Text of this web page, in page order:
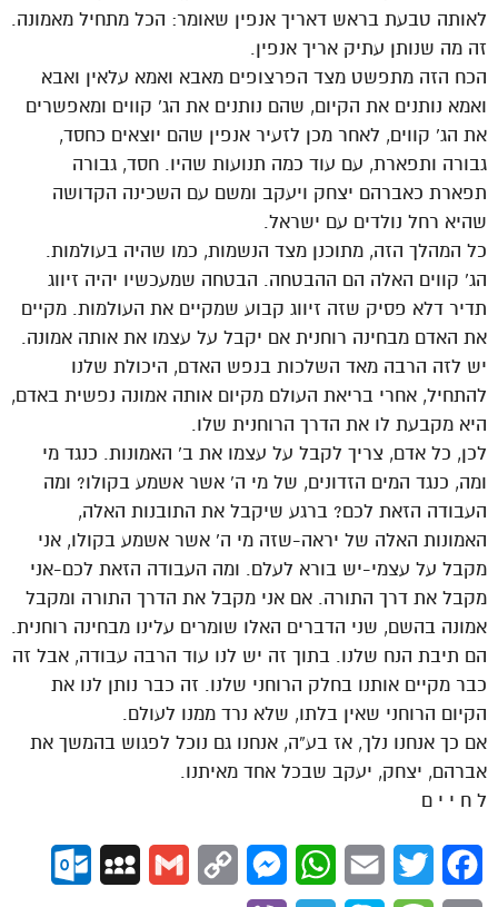
לאותה טבעת בראש דאריך אנפין שאומר: הכל מתחיל מאמונה.
זה מה שנותן עתיק אריך אנפין.
הכח הזה מתפשט מצד הפרצופים מאבא ואמא עלאין ואבא
ואמא נותנים את הקיום, שהם נותנים את הג’ קווים ומאפשרים
את הג’ קווים, לאחר מכן לזעיר אנפין שהם יוצאים כחסד,
גבורה ותפארת, עם עוד כמה תנועות שהיו. חסד, גבורה
תפארת כאברהם יצחק ויעקב ומשם עם השכינה הקדושה
שהיא רחל נולדים עם ישראל.
כל המהלך הזה, מתוכנן מצד הנשמות, כמו שהיה בעולמות.
הג’ קווים האלה הם ההבטחה. הבטחה שמעכשיו יהיה זיווג
תדיר דלא פסיק שזה זיווג קבוע שמקיים את העולמות. מקיים
את האדם מבחינה רוחנית אם יקבל על עצמו את אותה אמונה.
יש לזה הרבה מאד השלכות בנפש האדם, היכולת שלנו
להתחיל, אחרי בריאת העולם מקיום אותה אמונה נפשית באדם,
היא מקבעת לו את הדרך הרוחנית שלו.
לכן, כל אדם, צריך לקבל על עצמו את ב’ האמונות. כנגד מי
ומה, כנגד המים הזדונים, של מי ה’ אשר אשמע בקולו? ומה
העבודה הזאת לכם? ברגע שיקבל את התובנות האלה,
האמונות האלה של יראה-שזה מי ה’ אשר אשמע בקולו, אני
מקבל על עצמי-יש בורא לעלם. ומה העבודה הזאת לכם-אני
מקבל את דרך התורה. אם אני מקבל את הדרך התורה ומקבל
אמונה בהשם, שני הדברים האלו שומרים עלינו מבחינה רוחנית.
הם תיבת הנח שלנו. בתוך זה יש לנו עוד הרבה עבודה, אבל זה
כבר מקיים אותנו בחלק הרוחני שלנו. זה כבר נותן לנו את
הקיום הרוחני שאין בלתו, שלא נרד ממנו לעולם.
אם כך אנחנו נלך, אז בע”ה, אנחנו גם נוכל לפגוש בהמשך את
אברהם, יצחק, יעקב שבכל אחד מאיתנו.
ל ח י י ם
Facebook
Twitter
Email
WhatsApp
Messenger
Copy
Gmail
MySpace